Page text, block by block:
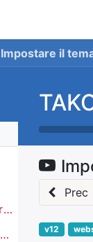
Impostare il
Differenza tra lead, opportunità e contatti
Invio email Contatti del CRM
Prec
v12